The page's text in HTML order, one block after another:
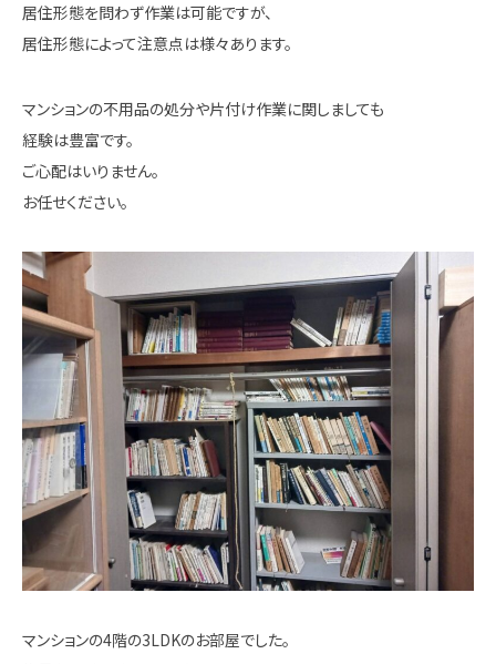
居住形態を問わず作業は可能ですが、
居住形態によって注意点は様々あります。
マンションの不用品の処分や片付け作業に関しましても
経験は豊富です。
ご心配はいりません。
お任せください。
マンションの4階の3LDKのお部屋でした。